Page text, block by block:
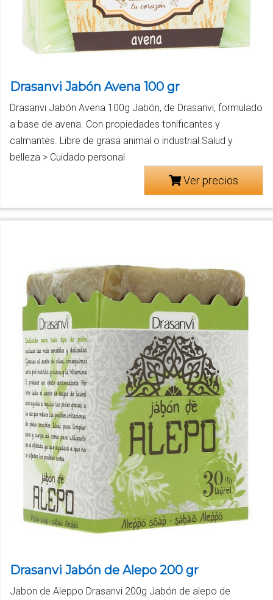
Drasanvi Jabón Avena 100 gr
Drasanvi Jabón Avena 100g Jabón, de Drasanvi, formulado
a base de avena. Con propiedades tonificantes y
calmantes. Libre de grasa animal o industrial.Salud y
belleza > Cuidado personal
Ver precios
Drasanvi Jabón de Alepo 200 gr
Jabon de Aleppo Drasanvi 200g Jabón de alepo de